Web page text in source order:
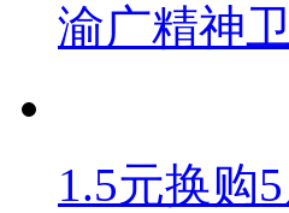
渝广精神
1.5元换购